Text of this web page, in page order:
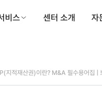
비스 센터 소개 자
지적재산권)이란? M&A 필수용어집 |